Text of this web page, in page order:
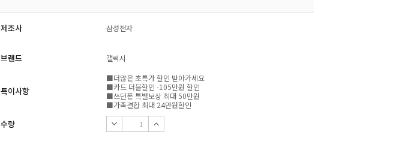
제조사 삼성전자
브랜드 갤럭시
특이사항
■더많은 초특가 할인 받아가세요
■카드 더블할인 -105만원 할인
■쓰던폰 특별보상 최대 50만원
■가족결합 최대 24만원할인
수량